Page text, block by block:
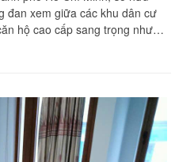
đan xem giữa các khu dân cư
hộ cao cấp sang trọng như
Cát, Phổ Quang, Bạch Đằng,
thiết kế kịch trần ôm sát
lực khung nhôm tích hợp
lựa chọn ưu tiên hàng đầu. Khi